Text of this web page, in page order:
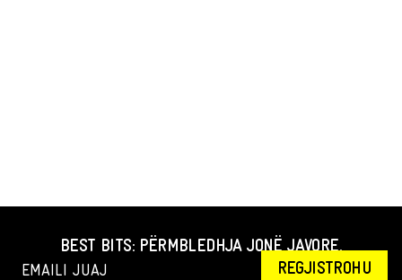
BEST BITS: PËRMBLEDHJA JONË JAVORE.
REGJISTROHU